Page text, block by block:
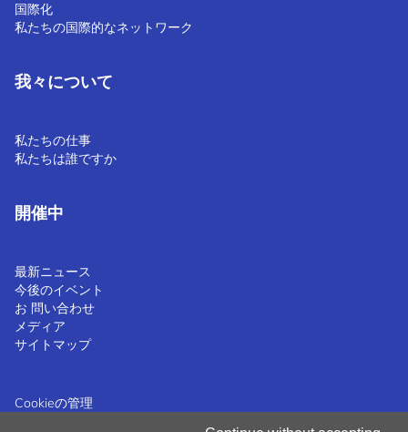
国際化
私たちの国際的なネットワーク
我々について
私たちの仕事
私たちは誰ですか
開催中
最新ニュース
今後のイベント
お 問い合わせ
メディア
サイトマップ
Cookieの管理